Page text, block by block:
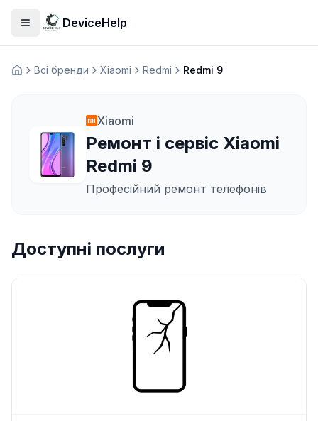
Відкрити меню
DeviceHelp
ДомашняВсі бренди Xiaomi Redmi Redmi 9
Xiaomi
Ремонт і сервіс Xiaomi
Redmi 9
Професійний ремонт телефонів
Доступні послуги